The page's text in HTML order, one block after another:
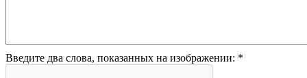
Введите два слова, показанных на изображении: *